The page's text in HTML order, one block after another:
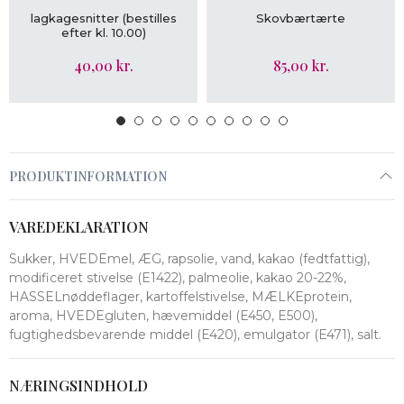
LÆG I KURV
lagkagesnitter (bestilles
efter kl. 10.00)
40,00 kr.
LÆG I KURV
Skovbærtærte
85,00 kr.
PRODUKTINFORMATION
VAREDEKLARATION
Sukker, HVEDEmel, ÆG, rapsolie, vand, kakao (fedtfattig),
modificeret stivelse (E1422), palmeolie, kakao 20-22%,
HASSELnøddeflager, kartoffelstivelse, MÆLKEprotein,
aroma, HVEDEgluten, hævemiddel (E450, E500),
fugtighedsbevarende middel (E420), emulgator (E471), salt.
NÆRINGSINDHOLD